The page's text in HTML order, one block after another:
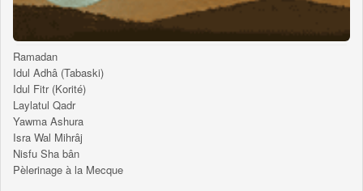
Ramadan
Idul Adhâ (Tabaski)
Idul Fitr (Korité)
Laylatul Qadr
Yawma Ashura
Isra Wal Mihrâj
Nisfu Sha bân
Pèlerinage à la Mecque